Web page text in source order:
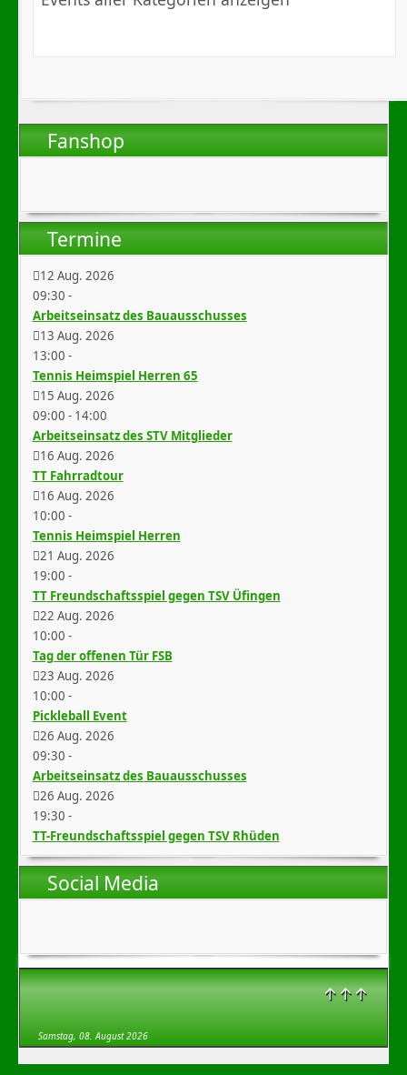
↑↑↑
Samstag, 08. August 2026
Fanshop
Termine
12 Aug. 2026
09:30 -
Arbeitseinsatz des Bauausschusses
13 Aug. 2026
13:00 -
Tennis Heimspiel Herren 65
15 Aug. 2026
09:00 - 14:00
Arbeitseinsatz des STV Mitglieder
16 Aug. 2026
TT Fahrradtour
16 Aug. 2026
10:00 -
Tennis Heimspiel Herren
21 Aug. 2026
19:00 -
TT Freundschaftsspiel gegen TSV Üfingen
22 Aug. 2026
10:00 -
Tag der offenen Tür FSB
23 Aug. 2026
10:00 -
Pickleball Event
26 Aug. 2026
09:30 -
Arbeitseinsatz des Bauausschusses
26 Aug. 2026
19:30 -
TT-Freundschaftsspiel gegen TSV Rhüden
Social Media